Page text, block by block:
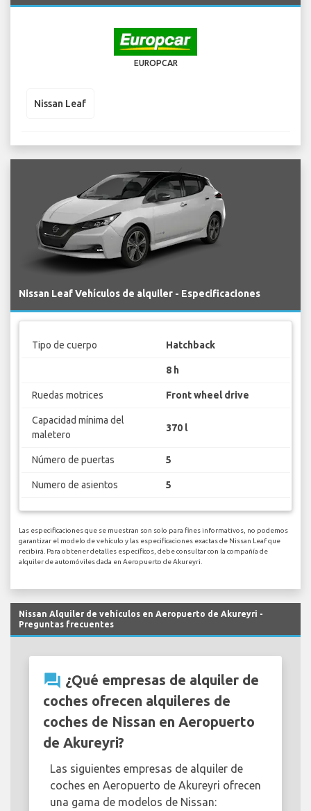
EUROPCAR
Nissan Leaf
Nissan Leaf Vehículos de alquiler - Especificaciones
Tipo de cuerpo Hatchback
8 h
Ruedas motrices Front wheel drive
Capacidad mínima del
maletero
370 l
Número de puertas 5
Numero de asientos 5
Las especificaciones que se muestran son solo para fines informativos, no podemos
garantizar el modelo de vehículo y las especificaciones exactas de Nissan Leaf que
recibirá. Para obtener detalles específicos, debe consultar con la compañía de
alquiler de automóviles dada en Aeropuerto de Akureyri.
Nissan Alquiler de vehículos en Aeropuerto de Akureyri -
Preguntas frecuentes
question_answer ¿Qué empresas de alquiler de
coches ofrecen alquileres de
coches de Nissan en Aeropuerto
de Akureyri?
Las siguientes empresas de alquiler de
coches en Aeropuerto de Akureyri ofrecen
una gama de modelos de Nissan: